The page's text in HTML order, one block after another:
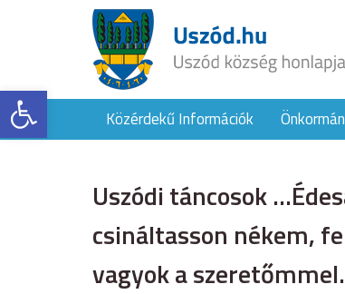
Eszköztár megnyitásaKözérdekű Információk
Uszódi táncosok
csináltasson nékem,
vagyok a szeretőmmel.